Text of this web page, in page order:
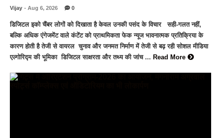
Vijay - Aug 6, 2026 0
डिजिटल इको चैंबर लोगों को दिखाता है केवल उनकी पसंद के विचार सही-गलत नहीं,
बल्कि अधिक एंगेजमेंट वाले कंटेंट को प्राथमिकता फेक न्यूज भावनात्मक प्रतिक्रिया के
कारण होती है तेजी से वायरल चुनाव और जनमत निर्माण में तेजी से बढ़ रही सोशल मीडिया
एल्गोरिद्म की भूमिका डिजिटल साक्षरता और तथ्य की जांच ... Read More